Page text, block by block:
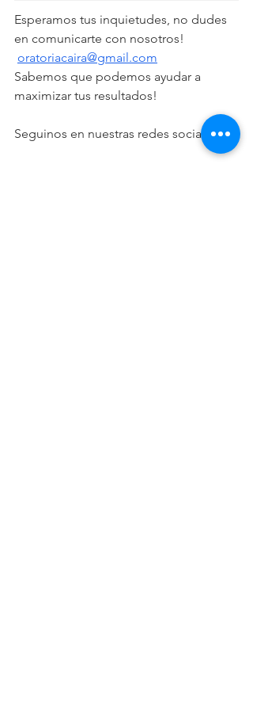
Esperamos tus inquietudes, no dudes
en comunicarte con nosotros!
oratoriacaira@gmail.com
Sabemos que podemos ayudar a
maximizar tus resultados!
Seguinos en nuestras redes sociales: